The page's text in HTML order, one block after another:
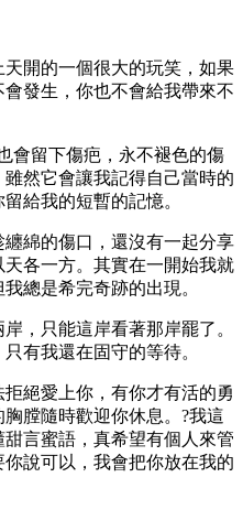
開的一個很大的玩笑，如果
發生，你也不會給我帶來不
會留下傷疤，永不褪色的傷
然它會讓我記得自己當時的
給我的短暫的記憶。
綿的傷口，還沒有一起分享
各一方。其實在一開始我就
總是希完奇跡的出現。
，只能這岸看著那岸罷了。
有我還在固守的等待。
絕愛上你，有你才有活的勇
膛隨時歡迎你休息。?我這
言蜜語，真希望有個人來管
說可以，我會把你放在我的